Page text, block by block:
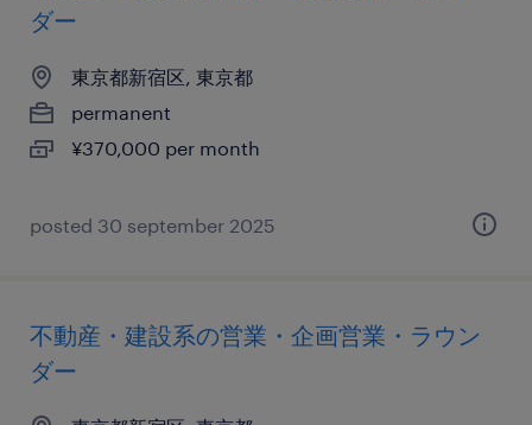
ダー
東京都新宿区, 東京都
permanent
¥370,000 per month
posted 30 september 2025
不動産・建設系の営業・企画営業・ラウン
ダー